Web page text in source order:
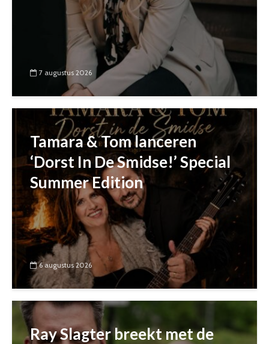
7 augustus 2026
Tamara & Tom lanceren
‘Dorst In De Smidse!’ Special
Summer Edition
6 augustus 2026
Ray Slagter breekt met de